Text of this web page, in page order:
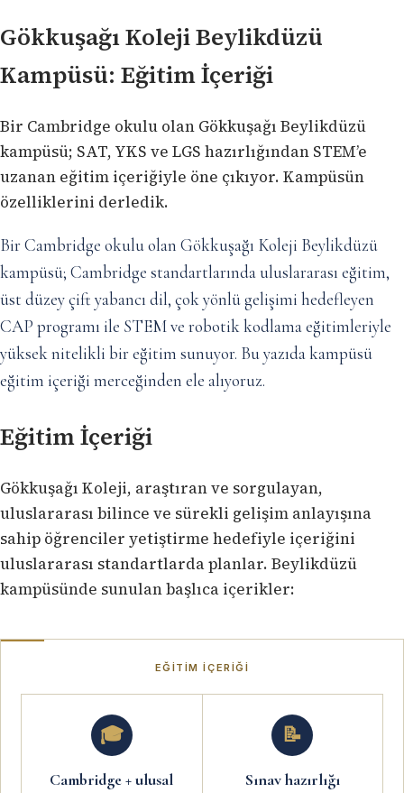
Gökkuşağı Koleji Beylikdüzü
Kampüsü: Eğitim İçeriği
Bir Cambridge okulu olan Gökkuşağı Beylikdüzü
kampüsü; SAT, YKS ve LGS hazırlığından STEM’e
uzanan eğitim içeriğiyle öne çıkıyor. Kampüsün
özelliklerini derledik.
Bir Cambridge okulu olan Gökkuşağı Koleji Beylikdüzü
kampüsü; Cambridge standartlarında uluslararası eğitim,
üst düzey çift yabancı dil, çok yönlü gelişimi hedefleyen
CAP programı ile STEM ve robotik kodlama eğitimleriyle
yüksek nitelikli bir eğitim sunuyor. Bu yazıda kampüsü
eğitim içeriği merceğinden ele alıyoruz.
Eğitim İçeriği
Gökkuşağı Koleji, araştıran ve sorgulayan,
uluslararası bilince ve sürekli gelişim anlayışına
sahip öğrenciler yetiştirme hedefiyle içeriğini
uluslararası standartlarda planlar. Beylikdüzü
kampüsünde sunulan başlıca içerikler:
EĞITIM İÇERIĞI
🎓
Cambridge + ulusal
📝
Sınav hazırlığı